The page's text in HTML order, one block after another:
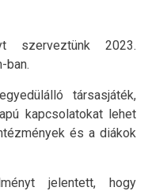
szerveztünk 2023.
ban.
társasjáték,
kapcsolatokat lehet
és a diákok
jelentett, hogy